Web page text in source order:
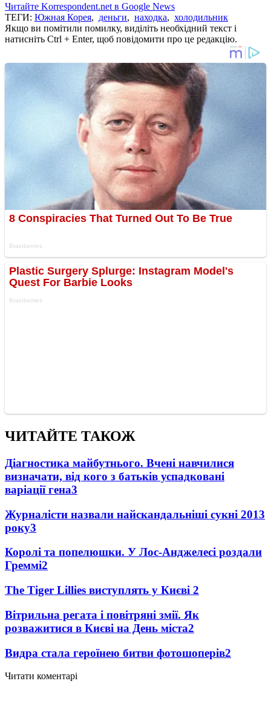
Читайте Korrespondent.net в Google News
ТЕГИ: Южная Корея, деньги, находка, холодильник
Якщо ви помітили помилку, виділіть необхідний текст і
натисніть Ctrl + Enter, щоб повідомити про це редакцію.
ЧИТАЙТЕ ТАКОЖ
Діагностика майбутнього. Вчені навчилися
визначати, від кого з батьків успадковані
варіації гена3
Журналісти назвали найскандальніші сукні 2013
року3
Королі та попелюшки. У Лос-Анджелесі роздали
Греммі2
The Tiger Lillies виступлять у Києві 2
Вітрильна регата і повітряні змії. Як
розважитися в Києві на День міста2
Видра стала героїнею битви фотошоперів2
Читати коментарі